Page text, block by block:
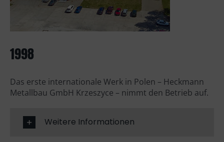
1998
Das erste internationale Werk in Polen – Heckmann
Metallbau GmbH Krzeszyce – nimmt den Betrieb auf.
Weitere Informationen